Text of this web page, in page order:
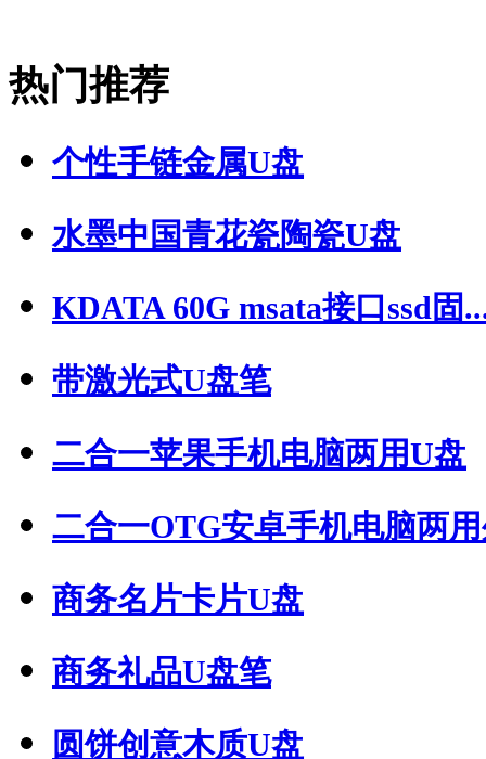
热门推荐
个性手链金属U盘
水墨中国青花瓷陶瓷U盘
KDATA 60G msata接口ssd固
带激光式U盘笔
二合一苹果手机电脑两用U盘
二合一OTG安卓手机电脑两
商务名片卡片U盘
商务礼品U盘笔
圆饼创意木质U盘